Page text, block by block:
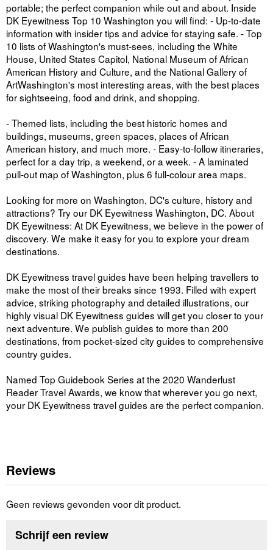
portable; the perfect companion while out and about. Inside
DK Eyewitness Top 10 Washington you will find: - Up-to-date
information with insider tips and advice for staying safe. - Top
10 lists of Washington's must-sees, including the White
House, United States Capitol, National Museum of African
American History and Culture, and the National Gallery of
ArtWashington's most interesting areas, with the best places
for sightseeing, food and drink, and shopping.
- Themed lists, including the best historic homes and
buildings, museums, green spaces, places of African
American history, and much more. - Easy-to-follow itineraries,
perfect for a day trip, a weekend, or a week. - A laminated
pull-out map of Washington, plus 6 full-colour area maps.
Looking for more on Washington, DC's culture, history and
attractions? Try our DK Eyewitness Washington, DC. About
DK Eyewitness: At DK Eyewitness, we believe in the power of
discovery. We make it easy for you to explore your dream
destinations.
DK Eyewitness travel guides have been helping travellers to
make the most of their breaks since 1993. Filled with expert
advice, striking photography and detailed illustrations, our
highly visual DK Eyewitness guides will get you closer to your
next adventure. We publish guides to more than 200
destinations, from pocket-sized city guides to comprehensive
country guides.
Named Top Guidebook Series at the 2020 Wanderlust
Reader Travel Awards, we know that wherever you go next,
your DK Eyewitness travel guides are the perfect companion.
Reviews
Geen reviews gevonden voor dit product.
Schrijf een review